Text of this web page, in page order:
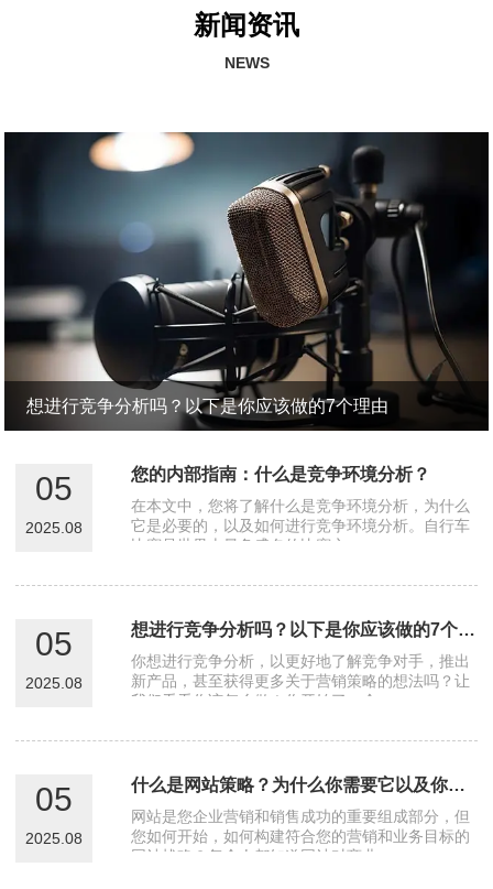
新闻资讯
NEWS
想进行竞争分析吗？以下是你应该做的7个理由
05
2025.08
您的内部指南：什么是竞争环境分析？
在本文中，您将了解什么是竞争环境分析，为什么
它是必要的，以及如何进行竞争环境分析。自行车
比赛是世界上最负盛名的比赛之一。···
05
2025.08
想进行竞争分析吗？以下是你应该做的7个理由
你想进行竞争分析，以更好地了解竞争对手，推出
新产品，甚至获得更多关于营销策略的想法吗？让
我们看看你该怎么做！你开始了一个···
05
2025.08
什么是网站策略？为什么你需要它以及你如何做到
网站是您企业营销和销售成功的重要组成部分，但
您如何开始，如何构建符合您的营销和业务目标的
网站战略？每个人都知道网站对商业···